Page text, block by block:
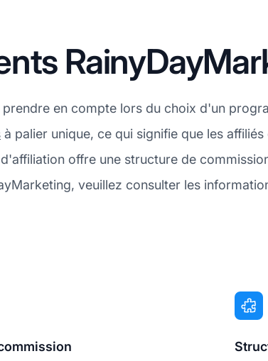
en compte lors du choix d'un
à palier unique, ce qui signifie que les
offre une structure de
veuillez consulter les